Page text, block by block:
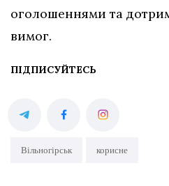
оголошеннями та
вимог.
ПІДПИСУЙТЕСЬ
Вільногірськ корисне